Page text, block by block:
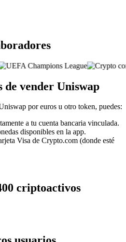
de vender Uniswap
por euros u otro token, puedes:
a tu cuenta bancaria vinculada.
disponibles en la app.
Visa de Crypto.com (donde esté
criptoactivos